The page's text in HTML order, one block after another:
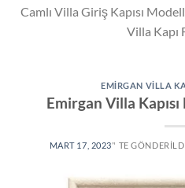
Camlı Villa Giriş Kapısı
Villa Kapı
EMIRGAN VILLA
Emirgan Villa
MART 17, 2023’' TE GÖNDERILDI